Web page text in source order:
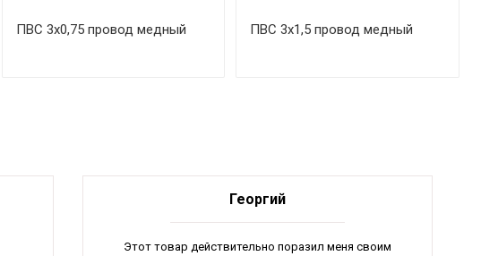
ПВС 3х0,75 провод медный ПВС 3х1,5 провод медный
Георгий
Этот товар действительно поразил меня своим